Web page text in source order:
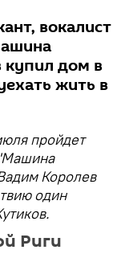
вокалист
купил дом в
жить в
пройдет
Королев
один
Риги